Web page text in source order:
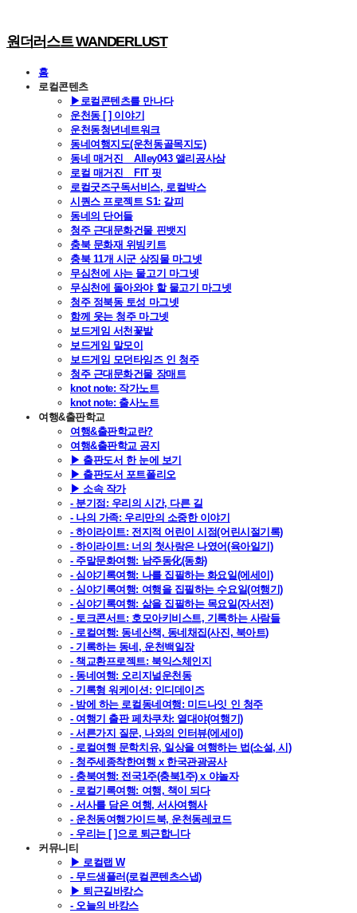
원더러스트 WANDERLUST
홈
로컬콘텐츠
▶로컬콘텐츠를 만나다
운천동 [ ] 이야기
운천동청년네트워크
동네여행지도(운천동골목지도)
동네 매거진 _ Alley043 앨리공사삼
로컬 매거진 _ FIT 핏
로컬굿즈구독서비스, 로컬박스
시퀀스 프로젝트 S1: 갈피
동네의 단어들
청주 근대문화건물 핀뱃지
충북 문화재 위빙키트
충북 11개 시군 상징물 마그넷
무심천에 사는 물고기 마그넷
무심천에 돌아와야 할 물고기 마그넷
청주 정북동 토성 마그넷
함께 웃는 청주 마그넷
보드게임 서천꽃밭
보드게임 말모이
보드게임 모던타임즈 인 청주
청주 근대문화건물 장매트
knot note: 작가노트
knot note: 출사노트
여행&출판학교
여행&출판학교란?
여행&출판학교 공지
▶ 출판도서 한 눈에 보기
▶ 출판도서 포트폴리오
▶ 소속 작가
- 분기점: 우리의 시간, 다른 길
- 나의 가족: 우리만의 소중한 이야기
- 하이라이트: 전지적 어린이 시점(어린시절기록)
- 하이라이트: 너의 첫사랑은 나였어(육아일기)
- 주말문화여행: 남주동化(동화)
- 심야기록여행: 나를 집필하는 화요일(에세이)
- 심야기록여행: 여행을 집필하는 수요일(여행기)
- 심야기록여행: 삶을 집필하는 목요일(자서전)
- 토크콘서트: 호모아키비스트, 기록하는 사람들
- 로컬여행: 동네산책, 동네채집(사진, 북아트)
- 기록하는 동네, 운천백일장
- 책교환프로젝트: 북익스체인지
- 동네여행: 오리지널운천동
- 기록형 워케이션: 인디데이즈
- 밤에 하는 로컬동네여행: 미드나잇 인 청주
- 여행기 출판 페차쿠차: 열대야(여행기)
- 서른가지 질문, 나와의 인터뷰(에세이)
- 로컬여행 문학치유, 일상을 여행하는 법(소설, 시)
- 청주세종착한여행 x 한국관광공사
- 충북여행: 전국1주(충북1주) x 야놀자
- 로컬기록여행: 여행, 책이 되다
- 서사를 담은 여행, 서사여행사
- 운천동여행가이드북, 운천동레코드
- 우리는 [ ]으로 퇴근합니다
커뮤니티
▶ 로컬랩 W
- 무드샘플러(로컬콘텐츠스냅)
▶ 퇴근길바캉스
- 오늘의 바캉스